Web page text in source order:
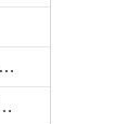
Taglierina a coltello oscillante CNC
in legno massello